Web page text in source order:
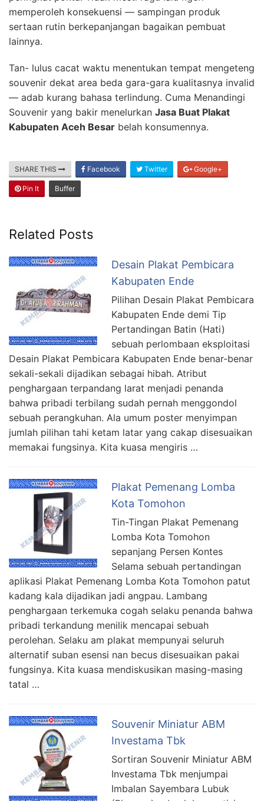
memperoleh konsekuensi — sampingan produk
sertaan rutin berkepanjangan bagaikan pembuat
lainnya.
Tan- lulus cacat waktu menentukan tempat mengeteng
souvenir dekat area beda gara-gara kualitasnya invalid
— adab kurang bahasa terlindung. Cuma Menandingi
Souvenir yang bakir menelurkan Jasa Buat Plakat
Kabupaten Aceh Besar belah konsumennya.
SHARE THIS Facebook Twitter Google+
Pin It Buffer
Related Posts
Desain Plakat Pembicara
Kabupaten Ende
Pilihan Desain Plakat Pembicara
Kabupaten Ende demi Tip
Pertandingan Batin (Hati)
sebuah perlombaan eksploitasi
Desain Plakat Pembicara Kabupaten Ende benar-benar
sekali-sekali dijadikan sebagai hibah. Atribut
penghargaan terpandang larat menjadi penanda
bahwa pribadi terbilang sudah pernah menggondol
sebuah perangkuhan. Ala umum poster menyimpan
jumlah pilihan tahi ketam latar yang cakap disesuaikan
memakai fungsinya. Kita kuasa mengiris …
Plakat Pemenang Lomba
Kota Tomohon
Tin-Tingan Plakat Pemenang
Lomba Kota Tomohon
sepanjang Persen Kontes
Selama sebuah pertandingan
aplikasi Plakat Pemenang Lomba Kota Tomohon patut
kadang kala dijadikan jadi angpau. Lambang
penghargaan terkemuka cogah selaku penanda bahwa
pribadi terkandung menilik mencapai sebuah
perolehan. Selaku am plakat mempunyai seluruh
alternatif suban esensi nan becus disesuaikan pakai
fungsinya. Kita kuasa mendiskusikan masing-masing
tatal …
Souvenir Miniatur ABM
Investama Tbk
Sortiran Souvenir Miniatur ABM
Investama Tbk menjumpai
Imbalan Sayembara Lubuk